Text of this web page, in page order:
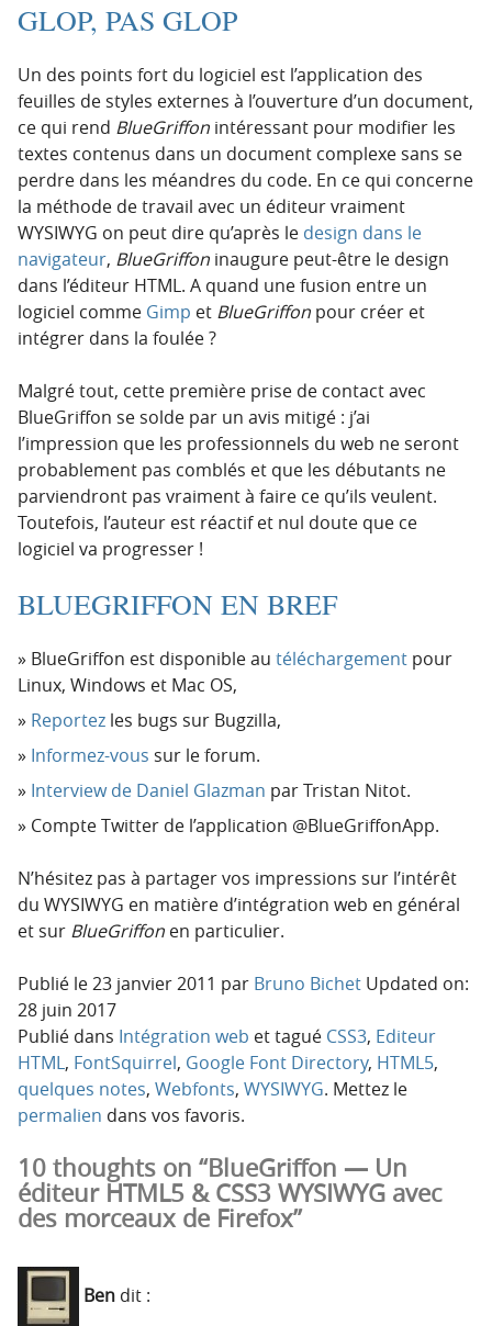
GLOP, PAS GLOP
Un des points fort du logiciel est l’application des
feuilles de styles externes à l’ouverture d’un document,
ce qui rend BlueGriffon intéressant pour modifier les
textes contenus dans un document complexe sans se
perdre dans les méandres du code. En ce qui concerne
la méthode de travail avec un éditeur vraiment
WYSIWYG on peut dire qu’après le design dans le
navigateur, BlueGriffon inaugure peut-être le design
dans l’éditeur HTML. A quand une fusion entre un
logiciel comme Gimp et BlueGriffon pour créer et
intégrer dans la foulée ?
Malgré tout, cette première prise de contact avec
BlueGriffon se solde par un avis mitigé : j’ai
l’impression que les professionnels du web ne seront
probablement pas comblés et que les débutants ne
parviendront pas vraiment à faire ce qu’ils veulent.
Toutefois, l’auteur est réactif et nul doute que ce
logiciel va progresser !
BLUEGRIFFON EN BREF
BlueGriffon est disponible au téléchargement pour
Linux, Windows et Mac OS,
Reportez les bugs sur Bugzilla,
Informez-vous sur le forum.
Interview de Daniel Glazman par Tristan Nitot.
Compte Twitter de l’application @BlueGriffonApp.
N’hésitez pas à partager vos impressions sur l’intérêt
du WYSIWYG en matière d’intégration web en général
et sur BlueGriffon en particulier.
Publié le23 janvier 2011 par Bruno Bichet Updated on:
28 juin 2017
Publié dans Intégration web et tagué CSS3, Editeur
HTML, FontSquirrel, Google Font Directory, HTML5,
quelques notes, Webfonts, WYSIWYG. Mettez le
permalien dans vos favoris.
10 thoughts on “BlueGriffon — Un
éditeur HTML5 & CSS3 WYSIWYG avec
des morceaux de Firefox”
Ben dit :